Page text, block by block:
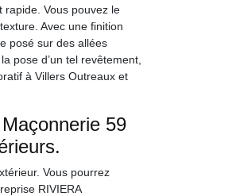
Vous pouvez le
Avec une finition
posé sur des allées
pose d’un tel revêtement,
à Villers Outreaux et
59
Vous pourrez
RIVIERA